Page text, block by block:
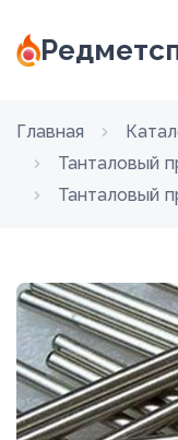
Главная
Танталовый
Танталовый